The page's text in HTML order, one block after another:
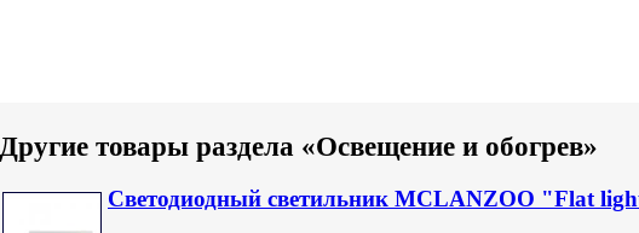
Другие товары раздела «Освещение и обогрев»
Светодиодный светильник MCLANZOO "Flat